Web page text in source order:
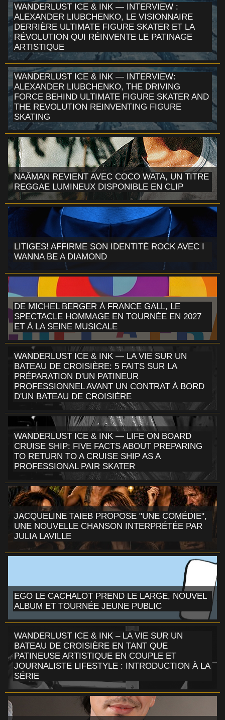
WANDERLUST ICE & INK — INTERVIEW :
ALEXANDER LIUBCHENKO, LE VISIONNAIRE
DERRIÈRE ULTIMATE FIGURE SKATER ET LA
RÉVOLUTION QUI RÉINVENTE LE PATINAGE
ARTISTIQUE
WANDERLUST ICE & INK — INTERVIEW:
ALEXANDER LIUBCHENKO, THE DRIVING
FORCE BEHIND ULTIMATE FIGURE SKATER AND
THE REVOLUTION REINVENTING FIGURE
SKATING
NAÂMAN REVIENT AVEC COCO WATA, UN TITRE
REGGAE LUMINEUX DISPONIBLE EN CLIP
LITIGES! AFFIRME SON IDENTITÉ ROCK AVEC I
WANNA BE A DIAMOND
DE MICHEL BERGER À FRANCE GALL, LE
SPECTACLE HOMMAGE EN TOURNÉE EN 2027
ET À LA SEINE MUSICALE
WANDERLUST ICE & INK — LA VIE SUR UN
BATEAU DE CROISIÈRE: 5 FAITS SUR LA
PRÉPARATION D'UN PATINEUR
PROFESSIONNEL AVANT UN CONTRAT À BORD
D'UN BATEAU DE CROISIÈRE
WANDERLUST ICE & INK — LIFE ON BOARD
CRUISE SHIP: FIVE FACTS ABOUT PREPARING
TO RETURN TO A CRUISE SHIP AS A
PROFESSIONAL PAIR SKATER
JACQUELINE TAIEB PROPOSE "UNE COMÉDIE",
UNE NOUVELLE CHANSON INTERPRÉTÉE PAR
JULIA LAVILLE
EGO LE CACHALOT PREND LE LARGE, NOUVEL
ALBUM ET TOURNÉE JEUNE PUBLIC
WANDERLUST ICE & INK – LA VIE SUR UN
BATEAU DE CROISIÈRE EN TANT QUE
PATINEUSE ARTISTIQUE EN COUPLE ET
JOURNALISTE LIFESTYLE : INTRODUCTION À LA
SÉRIE